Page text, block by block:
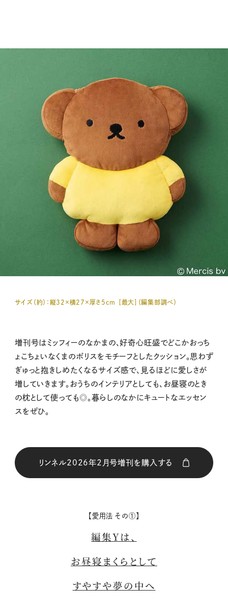
サイズ（約）： 縦32 ×横27 ×厚さ 5cm ［最大］（編集部調べ）
増刊号はミッフィーのなかまの、好奇心旺盛でどこかおっち
ょこちょいなくまのボリスをモチーフとしたクッション。思わず
ぎゅっと抱きしめたくなるサイズ感で、見るほどに愛しさが
増していきます。おうちのインテリアとしても、お昼寝のとき
の枕として使っても◎。暮らしのなかにキュートなエッセン
スをぜひ。
リンネル2026年2月号増刊を購入する
購入はこちら
【愛用法 その①】
編集Yは、
お昼寝まくらとして
すやすや夢の中へ